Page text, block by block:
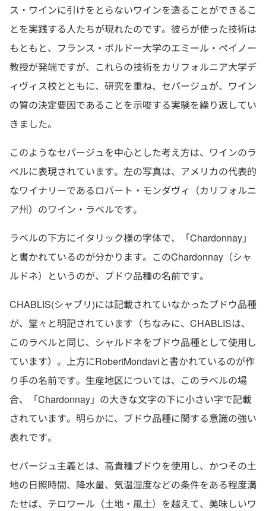
ス・ワインに引けをとらないワインを造ることができるこ
とを実践する人たちが現れたのです。彼らが使った技術は
もともと、フランス・ボルドー大学のエミール・ペイノー
教授が発端ですが、これらの技術をカリフォルニア大学デ
ィヴィス校とともに、研究を重ね、セパージュが、ワイン
の質の決定要因であることを示唆する実験を繰り返してい
きました。
このようなセパージュを中心とした考え方は、ワインのラ
ベルに表現されています。左の写真は、アメリカの代表的
なワイナリーであるロバート・モンダヴィ（カリフォルニ
ア州）のワイン・ラベルです。
ラベルの下方にイタリック様の字体で、「Chardonnay」
と書かれているのが分かります。このChardonnay（シャ
ルドネ）というのが、ブドウ品種の名前です。
CHABLIS(シャブリ)には記載されていなかったブドウ品種
が、堂々と明記されています（ちなみに、CHABLISは、
このラベルと同じ、シャルドネをブドウ品種として使用し
ています）。上方にRobertMondaviと書かれているのが作
り手の名前です。生産地区については、このラベルの場
合、「Chardonnay」の大きな文字の下に小さい字で記載
されています。明らかに、ブドウ品種に関する意識の強い
表れです。
セパージュ主義とは、高貴種ブドウを使用し、かつその土
地の日照時間、降水量、気温湿度などの条件をある程度満
たせば、テロワール（土地・風土）を越えて、美味しいワ